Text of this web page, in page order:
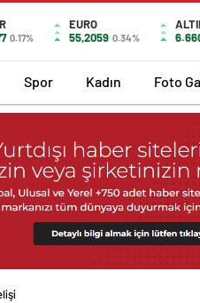
0.17%
EURO
55,2059 0.34%
Spor Kadın Foto